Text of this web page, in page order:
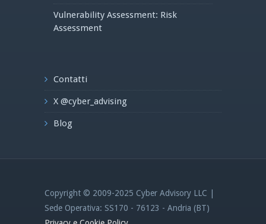
Vulnerability Assessment: Risk
Assessment
Contatti
X @cyber_advising
Blog
Copyright © 2009-2025 Cyber Advisory LLC |
Sede Operativa: SS170 - 76123 - Andria (BT)